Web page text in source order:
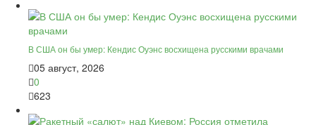
В США он бы умер: Кендис Оуэнс восхищена русскими врачами
05 август, 2026
0
623